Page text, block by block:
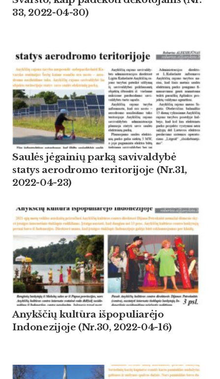
33, 2022-04-30)
Saulės jėgainių parką savivaldybė
statys aerodromo teritorijoje (Nr.31,
2022-04-23)
Anykščių kultūra išpopuliarėjo
Indonezijoje (Nr.30, 2022-04-16)